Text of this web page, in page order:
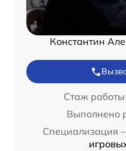
Константин
Стаж
Выполнено
Специализация –